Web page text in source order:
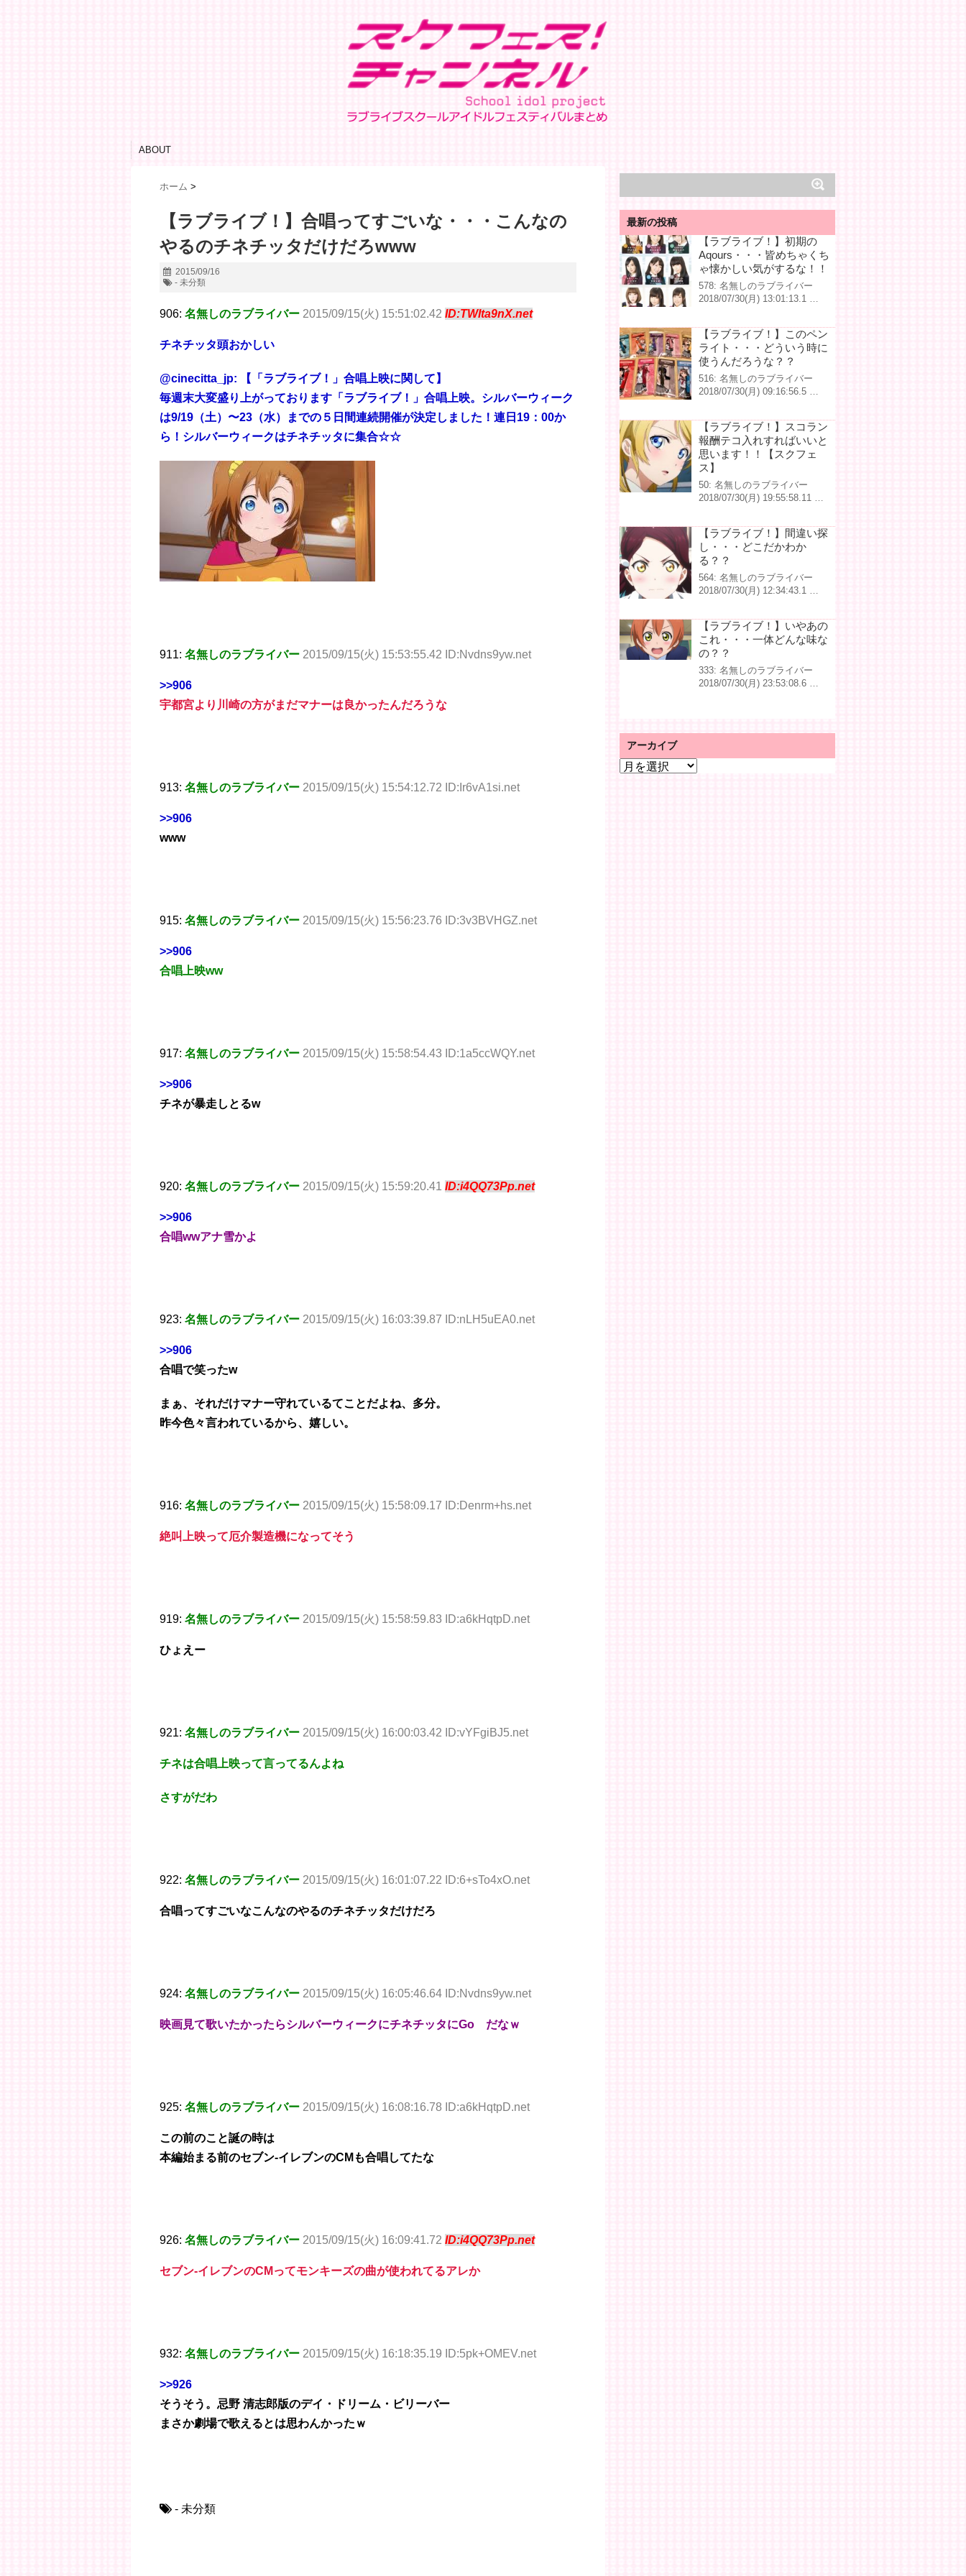
ABOUT
ホーム >
【ラブライブ！】合唱ってすごいな・・・こんなの
やるのチネチッタだけだろwww
2015/09/16
- 未分類
906: 名無しのラブライバー 2015/09/15(火) 15:51:02.42 ID:TWIta9nX.net
チネチッタ頭おかしい
@cinecitta_jp: 【「ラブライブ！」合唱上映に関して】
毎週末大変盛り上がっております「ラブライブ！」合唱上映。シルバーウィーク
は9/19（土）〜23（水）までの５日間連続開催が決定しました！連日19：00か
ら！シルバーウィークはチネチッタに集合☆☆
911: 名無しのラブライバー 2015/09/15(火) 15:53:55.42 ID:Nvdns9yw.net
>>906
宇都宮より川崎の方がまだマナーは良かったんだろうな
913: 名無しのラブライバー 2015/09/15(火) 15:54:12.72 ID:Ir6vA1si.net
>>906
www
915: 名無しのラブライバー 2015/09/15(火) 15:56:23.76 ID:3v3BVHGZ.net
>>906
合唱上映ww
917: 名無しのラブライバー 2015/09/15(火) 15:58:54.43 ID:1a5ccWQY.net
>>906
チネが暴走しとるw
920: 名無しのラブライバー 2015/09/15(火) 15:59:20.41 ID:i4QQ73Pp.net
>>906
合唱wwアナ雪かよ
923: 名無しのラブライバー 2015/09/15(火) 16:03:39.87 ID:nLH5uEA0.net
>>906
合唱で笑ったw
まぁ、それだけマナー守れているてことだよね、多分。
昨今色々言われているから、嬉しい。
916: 名無しのラブライバー 2015/09/15(火) 15:58:09.17 ID:Denrm+hs.net
絶叫上映って厄介製造機になってそう
919: 名無しのラブライバー 2015/09/15(火) 15:58:59.83 ID:a6kHqtpD.net
ひょえー
921: 名無しのラブライバー 2015/09/15(火) 16:00:03.42 ID:vYFgiBJ5.net
チネは合唱上映って言ってるんよね
さすがだわ
922: 名無しのラブライバー 2015/09/15(火) 16:01:07.22 ID:6+sTo4xO.net
合唱ってすごいなこんなのやるのチネチッタだけだろ
924: 名無しのラブライバー 2015/09/15(火) 16:05:46.64 ID:Nvdns9yw.net
映画見て歌いたかったらシルバーウィークにチネチッタにGo だなｗ
925: 名無しのラブライバー 2015/09/15(火) 16:08:16.78 ID:a6kHqtpD.net
この前のこと誕の時は
本編始まる前のセブン-イレブンのCMも合唱してたな
926: 名無しのラブライバー 2015/09/15(火) 16:09:41.72 ID:i4QQ73Pp.net
セブン-イレブンのCMってモンキーズの曲が使われてるアレか
932: 名無しのラブライバー 2015/09/15(火) 16:18:35.19 ID:5pk+OMEV.net
>>926
そうそう。忌野 清志郎版のデイ・ドリーム・ビリーバー
まさか劇場で歌えるとは思わんかったｗ
- 未分類
最新の投稿
【ラブライブ！】初期の
Aqours・・・皆めちゃくち
ゃ懐かしい気がするな！！
578: 名無しのラブライバー
2018/07/30(月) 13:01:13.1 …
【ラブライブ！】このペン
ライト・・・どういう時に
使うんだろうな？？
516: 名無しのラブライバー
2018/07/30(月) 09:16:56.5 …
【ラブライブ！】スコラン
報酬テコ入れすればいいと
思います！！【スクフェ
ス】
50: 名無しのラブライバー
2018/07/30(月) 19:55:58.11 …
【ラブライブ！】間違い探
し・・・どこだかわか
る？？
564: 名無しのラブライバー
2018/07/30(月) 12:34:43.1 …
【ラブライブ！】いやあの
これ・・・一体どんな味な
の？？
333: 名無しのラブライバー
2018/07/30(月) 23:53:08.6 …
アーカイブ
ア